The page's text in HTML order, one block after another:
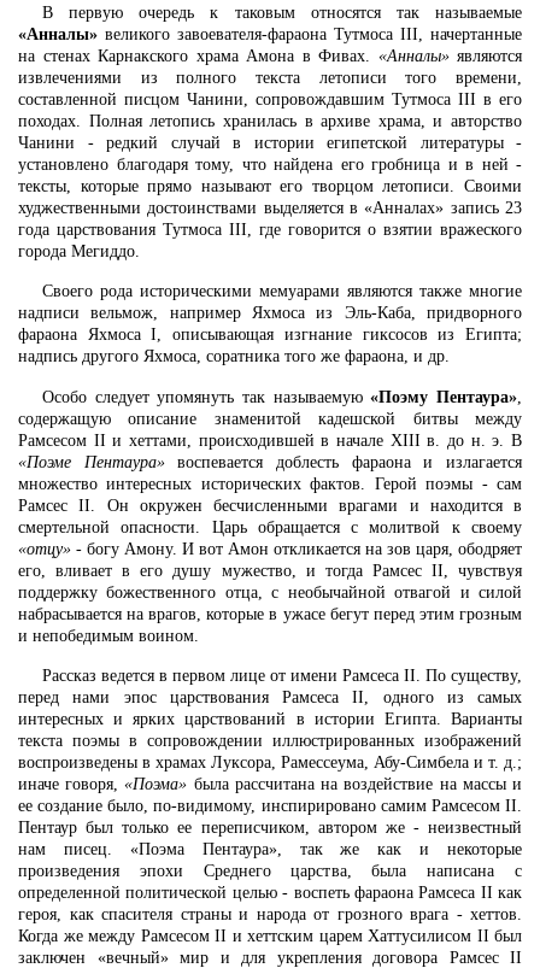
В первую очередь к таковым относятся так называемые
«Анналы» великого завоевателя-фараона Тутмоса III, начертанные
на стенах Карнакского храма Амона в Фивах. «Анналы»являются
извлечениями из полного текста летописи того времени,
составленной писцом Чанини, сопровождавшим Тутмоса III в его
походах. Полная летопись хранилась в архиве храма, и авторство
Чанини - редкий случай в истории египетской литературы -
установлено благодаря тому, что найдена его гробница и в ней -
тексты, которые прямо называют его творцом летописи. Своими
худжественными достоинствами выделяется в «Анналах» запись 23
года царствования Тутмоса III, где говорится о взятии вражеского
города Мегиддо.
Своего рода историческими мемуарами являются также многие
надписи вельмож, например Яхмоса из Эль-Каба, придворного
фараона Яхмоса I, описывающая изгнание гиксосов из Египта;
надпись другого Яхмоса, соратника того же фараона, и др.
Особо следует упомянуть так называемую«Поэму Пентаура»
содержащую описание знаменитой кадешской битвы между
Рамсесом II и хеттами, происходившей в начале XIII в. до н. э. В
«Поэме Пентаура»воспевается доблесть фараона и излагается
множество интересных исторических фактов. Герой поэмы - сам
Рамсес II. Он окружен бесчисленными врагами и находится в
смертельной опасности. Царь обращается с молитвой к своему
«отцу» - богу Амону. И вот Амон откликается на зов царя, ободряет
его, вливает в его душу мужество, и тогда Рамсес II, чувствуя
поддержку божественного отца, с необычайной отвагой и силой
набрасывается на врагов, которые в ужасе бегут перед этим грозным
и непобедимым воином.
Рассказ ведется в первом лице от имени Рамсеса II. По существу,
перед нами эпос царствования Рамсеса II, одного из самых
интересных и ярких царствований в истории Египта. Варианты
текста поэмы в сопровождении иллюстрированных изображений
воспроизведены в храмах Луксора, Рамессеума, Абу-Симбела и т. д.;
иначе говоря,«Поэма» была рассчитана на воздействие на массы и
ее создание было, по-видимому, инспирировано самим Рамсесом II.
Пентаур был только ее переписчиком, автором же - неизвестный
нам писец. «Поэма Пентаура», так же как и некоторые
произведения эпохи Среднего царства, была написана с
определенной политической целью - воспеть фараона Рамсеса II как
героя, как спасителя страны и народа от грозного врага - хеттов.
Когда же между Рамсесом II и хеттским царем Хаттусилисом II был
заключен «вечный» мир и для укрепления договора Рамсес II